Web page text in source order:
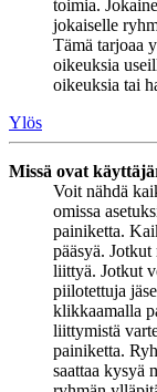
toimia.
jokaiselle
Tämä tarjoaa
oikeuksia
oikeuksia tai
Ylös
Missä ovat
Voit nähdä
omissa
painiketta.
pääsyä.
liittyä. Jotkut
piilotettuja
klikkaamalla
liittymistä
painiketta.
saattaa kysyä